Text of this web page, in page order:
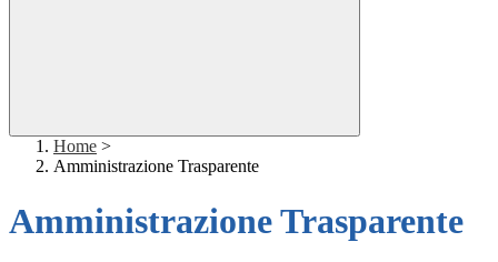
Home >
Amministrazione Trasparente
Amministrazione Trasparente